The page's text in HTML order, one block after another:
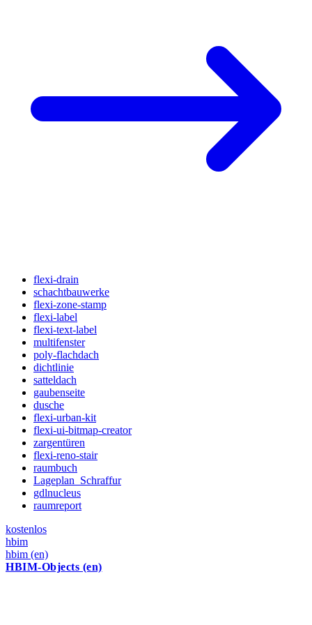
flexi-drain
schachtbauwerke
flexi-zone-stamp
flexi-label
flexi-text-label
multifenster
poly-flachdach
dichtlinie
satteldach
gaubenseite
dusche
flexi-urban-kit
flexi-ui-bitmap-creator
zargentüren
flexi-reno-stair
raumbuch
Lageplan_Schraffur
gdlnucleus
raumreport
kostenlos
hbim
hbim (en)
HBIM-Objects (en)